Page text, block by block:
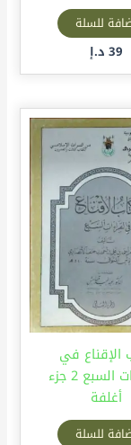
للسلة
39 د.إ
الإقناع في
القراءات السبع 2 جزء
أغلفة
للسلة